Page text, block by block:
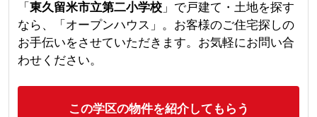
「 東久留米市立第二小学校」で戸建て・土地を探す
なら、「オープンハウス」。お客様のご住宅探しの
お手伝いをさせていただきます。お気軽にお問い合
わせください。
この学区の物件を紹介してもらう